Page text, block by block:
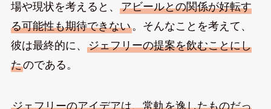
場や現状を考えると、 アビールとの関係が好転す
る可能性も期待できない。そんなことを考えて、
彼は最終的に、 ジェフリーの提案を飲むことにし
たのである。
ジェフリーのアイデアは、常軌を逸したものだっ